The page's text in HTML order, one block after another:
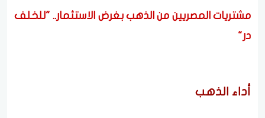
مشتريات المصريين من الذهب بغرض الاستثمار.. "للخلف
در"
أداء الذهب